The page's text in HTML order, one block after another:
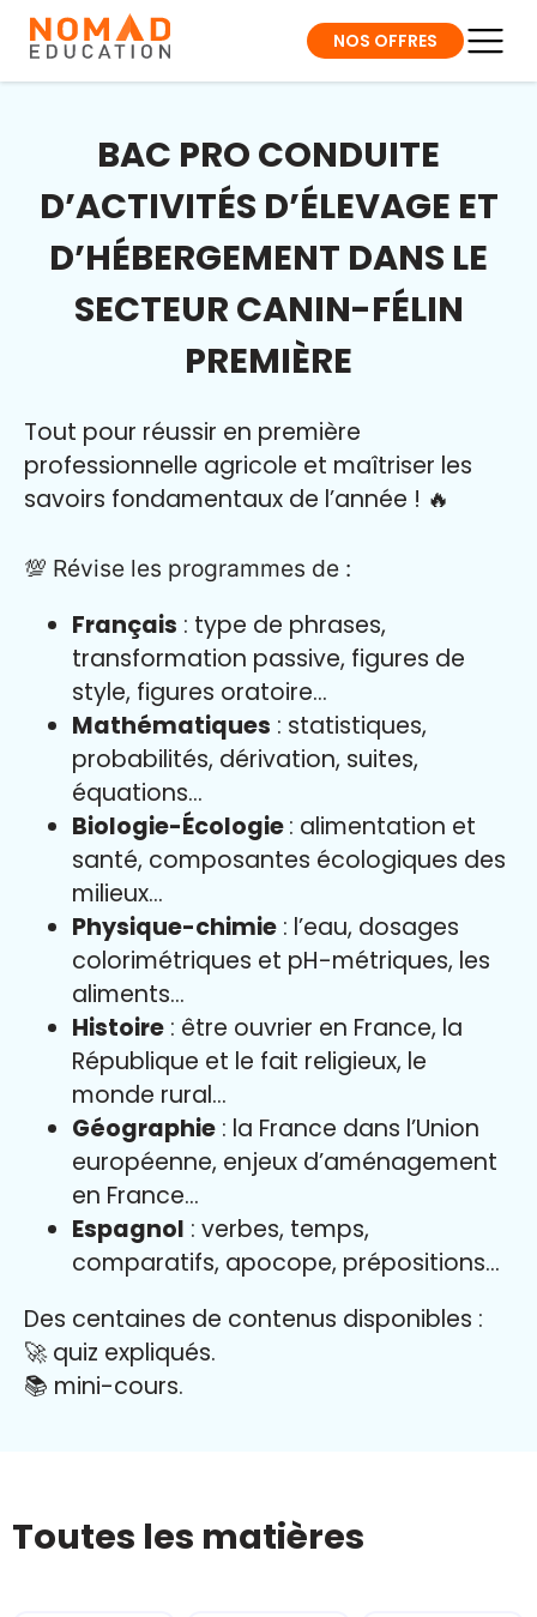
NOS OFFRES
BAC PRO CONDUITE
D’ACTIVITÉS D’ÉLEVAGE ET
D’HÉBERGEMENT DANS LE
SECTEUR CANIN-FÉLIN
PREMIÈRE
Tout pour réussir en première
professionnelle agricole et maîtriser les
savoirs fondamentaux de l’année ! 🔥
💯 Révise les programmes de :
Français : type de phrases,
transformation passive, figures de
style, figures oratoire…
Mathématiques : statistiques,
probabilités, dérivation, suites,
équations…
Biologie-Écologie: alimentation et
santé, composantes écologiques des
milieux…
Physique-chimie : l’eau, dosages
colorimétriques et pH-métriques, les
aliments…
Histoire : être ouvrier en France, la
République et le fait religieux, le
monde rural…
Géographie : la France dans l’Union
européenne, enjeux d’aménagement
en France…
Espagnol : verbes, temps,
comparatifs, apocope, prépositions…
Des centaines de contenus disponibles :
🚀 quiz expliqués.
📚 mini-cours.
Toutes les matières